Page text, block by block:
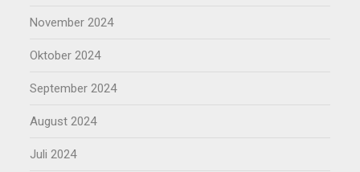
November 2024
Oktober 2024
September 2024
August 2024
Juli 2024